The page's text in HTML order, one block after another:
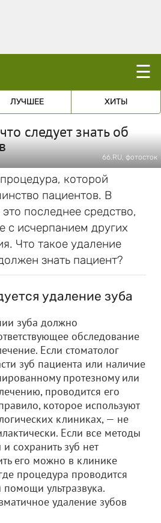
☰
ЛУЧШЕЕ ХИТЫ
следует знать об
66.RU, фотосток
которой
пациентов. В
последнее средство,
с исчерпанием других
Что такое удаление
знать пациент?
удаление зуба
зуба должно
обследование
Если стоматолог
зуб пациента или наличие
протезному или
проводится его
которое используют
клиниках, — не
Если все методы
сохранить зуб нет
его можно в клинике
процедура проводится
ультразвука.
удаление зубов